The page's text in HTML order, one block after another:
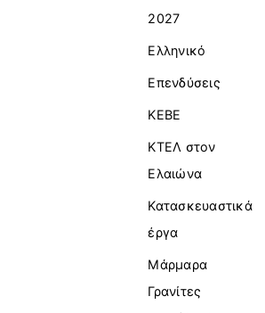
2027
Ελληνικό
Επενδύσεις
ΚΕΒΕ
ΚΤΕΛ στον
Ελαιώνα
Κατασκευαστικά
έργα
Μάρμαρα
Γρανίτες